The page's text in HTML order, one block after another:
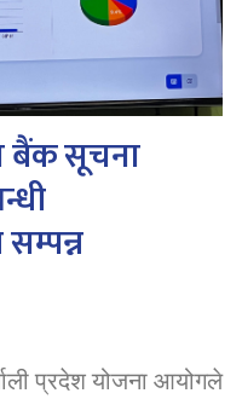
बैंक सूचना
प्रदेश योजना आयोगले